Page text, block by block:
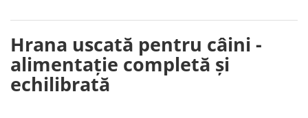
Hrana uscată pentru câini -
alimentație completă și
echilibrată